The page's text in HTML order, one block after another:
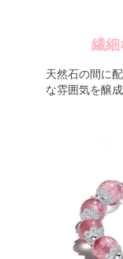
繊細
天然石の間に
な雰囲気を醸成